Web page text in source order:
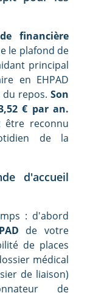
financière
le plafond de
principal
en EHPAD
repos. Son
€ par an.
être reconnu
de la
d'accueil
: d'abord
de votre
de places
médical
de liaison)
de